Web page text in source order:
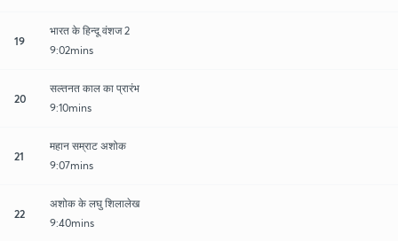
19
भारत के हिन्दू वंशज 2
9:02mins
20
सल्तनत काल का प्रारंभ
9:10mins
21
महान सम्राट अशोक
9:07mins
22
अशोक के लघु शिलालेख
9:40mins